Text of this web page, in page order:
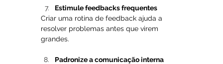
Estimule feedbacks frequentes
Criar uma rotina de feedback ajuda a
resolver problemas antes que virem
grandes.
Padronize a comunicação interna